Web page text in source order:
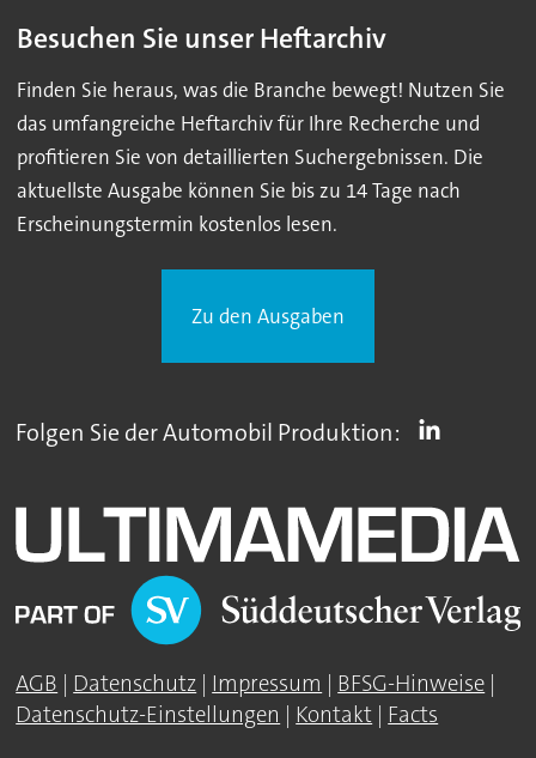
Besuchen Sie unser Heftarchiv
Finden Sie heraus, was die Branche bewegt! Nutzen Sie
das umfangreiche Heftarchiv für Ihre Recherche und
profitieren Sie von detaillierten Suchergebnissen. Die
aktuellste Ausgabe können Sie bis zu 14 Tage nach
Erscheinungstermin kostenlos lesen.
Zu den Ausgaben
Folgen Sie der Automobil Produktion:
AGB | Datenschutz | Impressum | BFSG-Hinweise |
Datenschutz-Einstellungen | Kontakt | Facts